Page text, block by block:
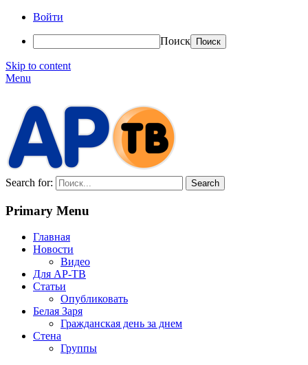
Войти
Поиск
Skip to content
Menu
Search for:
Primary Menu
Главная
Новости
Видео
Для АР-ТВ
Статьи
Опубликовать
Белая Заря
Гражданская день за днем
Стена
Группы